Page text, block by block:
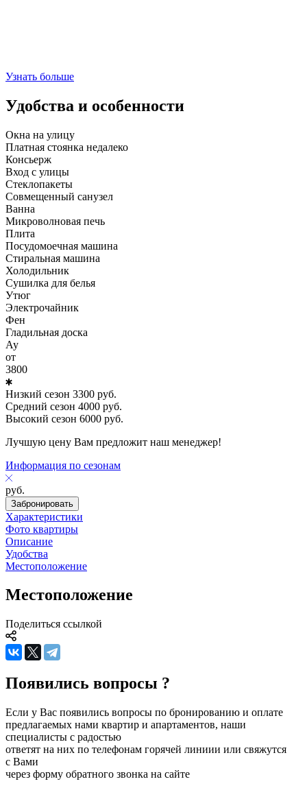
Узнать больше
Удобства и особенности
Окна на улицу
Платная стоянка недалеко
Консьерж
Вход с улицы
Стеклопакеты
Совмещенный санузел
Ванна
Микроволновая печь
Плита
Посудомоечная машина
Стиральная машина
Холодильник
Сушилка для белья
Утюг
Электрочайник
Фен
Гладильная доска
Ау
от
3800
Низкий сезон 3300 руб.
Средний сезон 4000 руб.
Высокий сезон 6000 руб.
Лучшую цену Вам предложит наш менеджер!
Информация по сезонам
руб.
Забронировать
Характеристики
Фото квартиры
Описание
Удобства
Местоположение
Местоположение
Поделиться ссылкой
Появились вопросы ?
Если у Вас появились вопросы по бронированию и оплате
предлагаемых нами квартир и апартаментов, наши
специалисты с радостью
ответят на них по телефонам горячей линиии или свяжутся
с Вами
через форму обратного звонка на сайте